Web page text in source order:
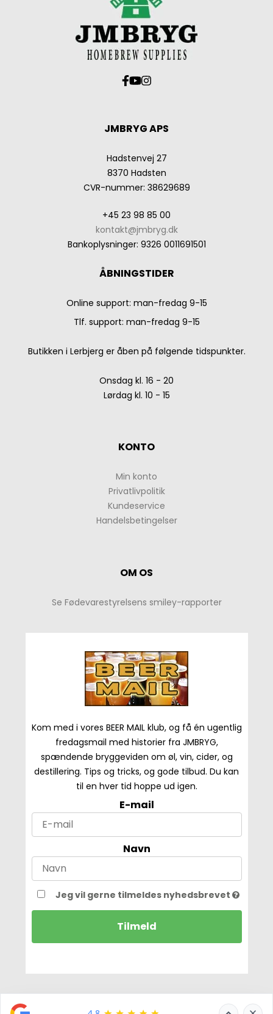
JMBRYG APS
Hadstenvej 27
8370 Hadsten
CVR-nummer: 38629689
+45 23 98 85 00
kontakt@jmbryg.dk
Bankoplysninger: 9326 0011691501
ÅBNINGSTIDER
Online support: man-fredag 9-15
Tlf. support: man-fredag 9-15
Butikken i Lerbjerg er åben på følgende tidspunkter.
Onsdag kl. 16 - 20
Lørdag kl. 10 - 15
KONTO
Min konto
Privatlivpolitik
Kundeservice
Handelsbetingelser
OM OS
Se Fødevarestyrelsens smiley-rapporter
Kom med i vores BEER MAIL klub, og få én ugentlig
fredagsmail med historier fra JMBRYG,
spændende bryggeviden om øl, vin, cider, og
destillering. Tips og tricks, og gode tilbud. Du kan
til en hver tid hoppe ud igen.
E-mail
Navn
Jeg vil gerne tilmeldes nyhedsbrevet
Tilmeld